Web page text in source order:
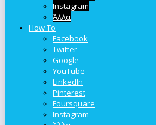
Instagram
Άλλα
How To
Facebook
Twitter
Google
YouTube
LinkedIn
Pinterest
Foursquare
Instagram